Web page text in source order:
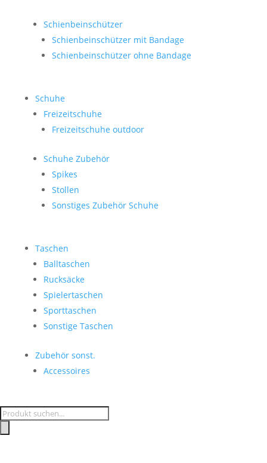
Schienbeinschützer
Schienbeinschützer mit Bandage
Schienbeinschützer ohne Bandage
Schuhe
Freizeitschuhe
Freizeitschuhe outdoor
Schuhe Zubehör
Spikes
Stollen
Sonstiges Zubehör Schuhe
Taschen
Balltaschen
Rucksäcke
Spielertaschen
Sporttaschen
Sonstige Taschen
Zubehör sonst.
Accessoires
Products